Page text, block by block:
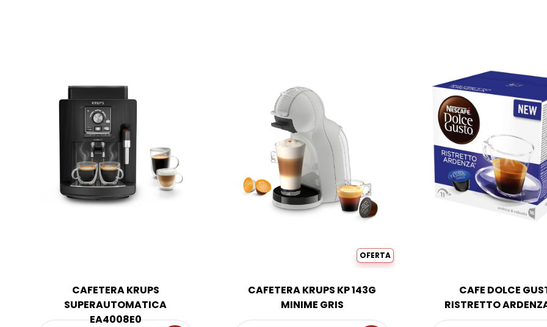
CAFETERA KRUPS
SUPERAUTOMATICA
EA4008E0
OFERTA
CAFETERA KRUPS KP 143G
MINIME GRIS
CAFE DOLCE
RISTRETTO